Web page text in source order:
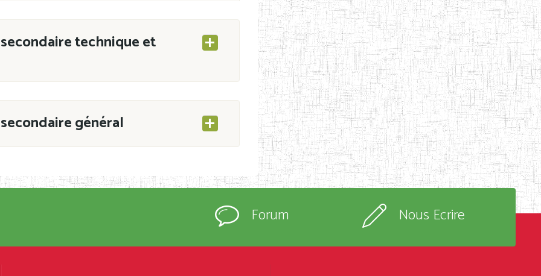
technique et
général
CAB du 21 mars 2011 portant ouverture
immatriculés et inscrits au
Forum Nous Ecrire